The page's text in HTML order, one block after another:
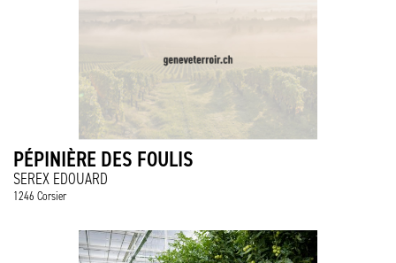
PÉPINIÈRE DES FOULIS
SEREX EDOUARD
1246 Corsier